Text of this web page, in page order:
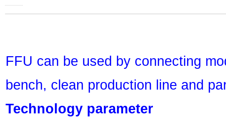
FFU can be used by connecting
bench, clean production line and
Technology parameter